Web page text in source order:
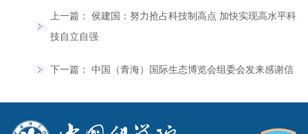
上一篇： 侯建国：努力抢占科技制高点 加快实现高水平科
技自立自强
下一篇： 中国（青海）国际生态博览会组委会发来感谢信